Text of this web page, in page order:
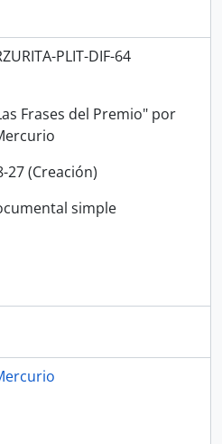
PLIT-DIF-64
Frases del Premio" por
27 (Creación)
simple